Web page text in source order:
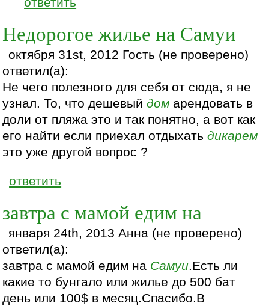
Недорогое жилье на Самуи
октября 31st, 2012 Гость (не проверено)
ответил(а):
Не чего полезного для себя от сюда, я не
узнал. То, что дешевыйдом арендовать в
доли от пляжа это и так понятно, а вот как
его найти если приехал отдыхатьдикарем
это уже другой вопрос ?
ответить
завтра с мамой едим на
января 24th, 2013 Анна (не проверено)
ответил(а):
завтра с мамой едим на Самуи.Есть ли
какие то бунгало или жилье до 500 бат
день или 100$ в месяц.Спасибо.В